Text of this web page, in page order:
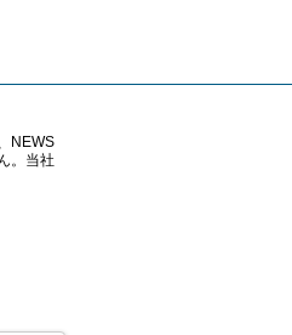
NEWS
。当社